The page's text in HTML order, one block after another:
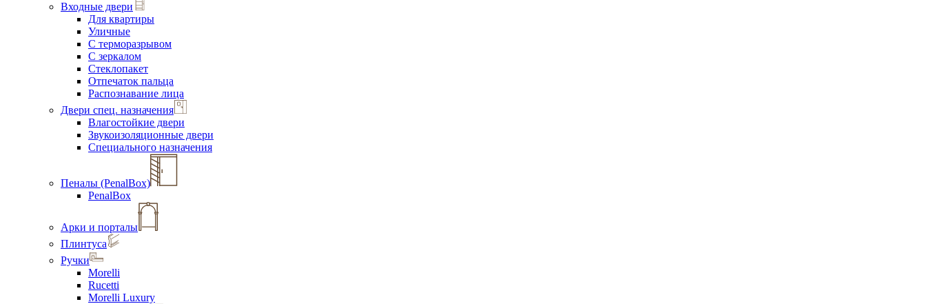
Входные двери
Для квартиры
Уличные
С терморазрывом
С зеркалом
Стеклопакет
Отпечаток пальца
Распознавание лица
Двери спец. назначения
Влагостойкие двери
Звукоизоляционные двери
Специального назначения
Пеналы (PenalBox)
PenalBox
Арки и порталы
Плинтуса
Ручки
Morelli
Rucetti
Morelli Luxury